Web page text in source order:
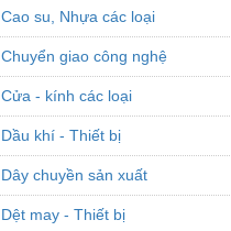
Cao su, Nhựa các loại
Chuyển giao công nghệ
Cửa - kính các loại
Dầu khí - Thiết bị
Dây chuyền sản xuất
Dệt may - Thiết bị